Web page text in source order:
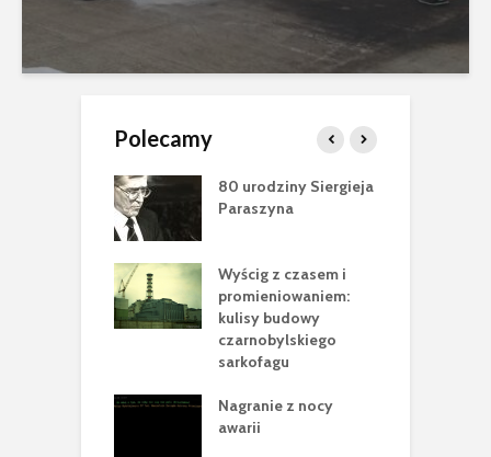
Polecamy
80 urodziny Siergieja
Paraszyna
Wyścig z czasem i
promieniowaniem:
kulisy budowy
czarnobylskiego
sarkofagu
Nagranie z nocy
awarii